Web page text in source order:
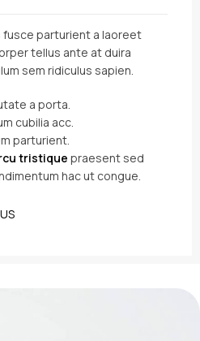
fusce parturient a laoreet
tellus ante at duira
sem ridiculus sapien.
a porta.
cubilia acc.
parturient.
tristique praesent sed
hac ut congue.